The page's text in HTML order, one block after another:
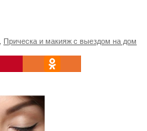
Прическа и макияж с выездом на дом